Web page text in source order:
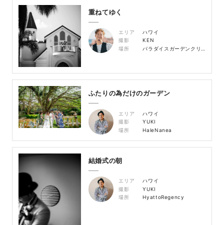
重ねてゆく
エリア
ハワイ
撮影
KEN
場所
パラダイスガーデンクリスタルチャペル
ふたりの為だけのガーデン
エリア
ハワイ
撮影
YUKI
場所
HaleNanea
結婚式の朝
エリア
ハワイ
撮影
YUKI
場所
HyattoRegency